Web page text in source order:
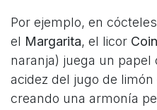
Por ejemplo, en
el Margarita, el licor
naranja) juega un papel
acidez del jugo de
creando una armonía